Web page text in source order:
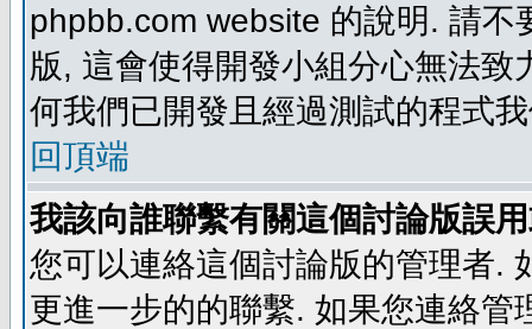
phpbb.com website 的說明. 請
版, 這會使得開發小組分心無法
何我們已開發且經過測試的程式
回頂端
我該向誰聯繫有關這個討論版誤
您可以連絡這個討論版的管理者.
更進一步的的聯繫. 如果您連絡